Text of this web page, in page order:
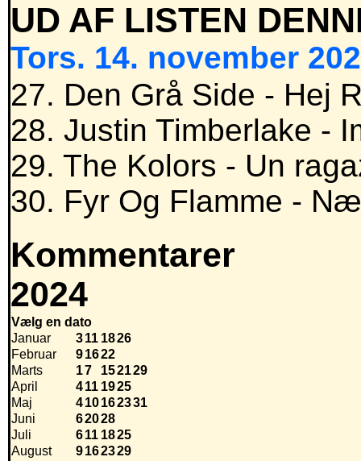
UD AF LISTEN
Tors. 14. november
27. Den Grå Side - Hej
28. Justin Timberlake -
29. The Kolors - Un
30. Fyr Og Flamme -
Kommentarer
2024
Vælg en dato
Januar
311 1826
Februar
91622
Marts
17 152129
April
411 1925
Maj
410162331
Juni
62028
Juli
611 1825
August
9162329